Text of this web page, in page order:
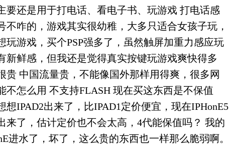
要还是用于打电话、看电子书、玩游戏 打电话感
不咋的，游戏其实很幼稚，大多只适合女孩子玩，
玩游戏，买个PSP强多了，虽然触屏加重力感应玩
新鲜感，但我还是觉得真实按键玩游戏爽快得多
贵 中国流量贵，不能像国外那样用得爽，很多网
不怎么用 不支持FLASH 现在买这东西是不保值
想IPAD2出来了，比IPAD1定价便宜，现在IPHonE5
来了，估计定价也不会太高，4代能保值吗？ 我的
进水了，坏了，这么贵的东西也一样那么脆弱啊。